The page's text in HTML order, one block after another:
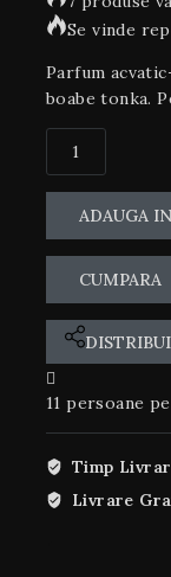
Se vinde
Parfum
boabe tonka.
ADAUGA
CUMPARA
11 persoane
Timp
Livrare